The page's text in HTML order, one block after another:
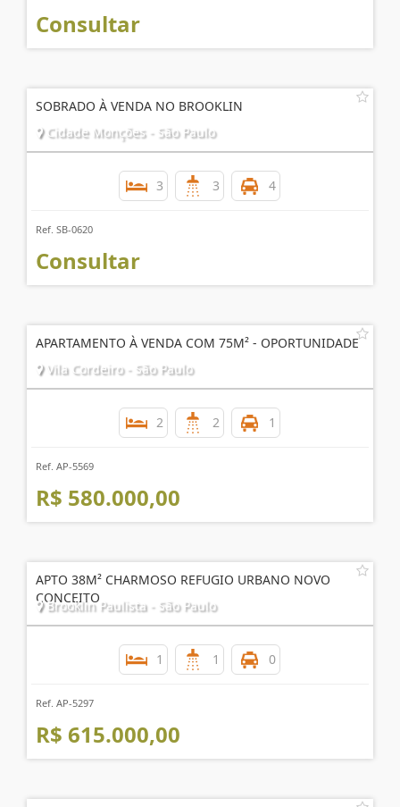
Consultar
SOBRADO À VENDA NO BROOKLIN
Cidade Monções - São Paulo
3 3 4
Ref. SB-0620
Consultar
APARTAMENTO À VENDA COM 75M² - OPORTUNIDADE
Vila Cordeiro - São Paulo
2 2 1
Ref. AP-5569
R$ 580.000,00
APTO 38M² CHARMOSO REFUGIO URBANO NOVO
CONCEITO
Brooklin Paulista - São Paulo
1 1 0
Ref. AP-5297
R$ 615.000,00